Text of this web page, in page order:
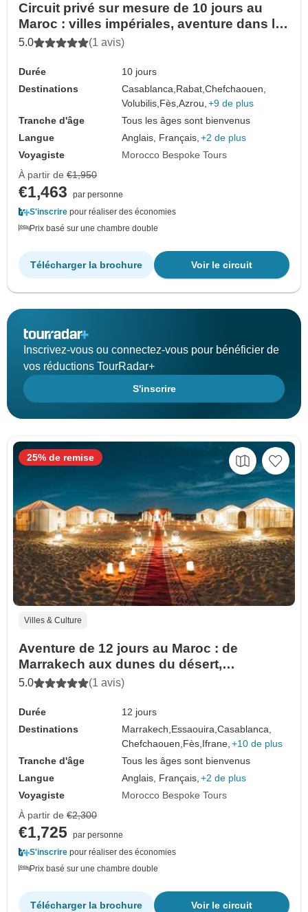
Circuit privé sur mesure de 10 jours au
Maroc : villes impériales, aventure dans le
Sahara et paysages de montagne
5.0 (1 avis)
Durée
10 jours
Destinations
Casablanca, Rabat,Chefchaouen,
Volubilis, Fès,Azrou, +9 de plus
Tranche d'âge
Tous les âges sont bienvenus
Langue
Anglais, Français, +2 de plus
Voyagiste
Morocco Bespoke Tours
À partir de €1,950
€1,463
par personne
S'inscrire pour réaliser des économies
Prix basé sur une chambre double
Voir le circuit
Télécharger la brochure
Inscrivez-vous ou connectez-vous pour bénéficier de
vos réductions TourRadar+
S'inscrire
Villes & Culture
Aventure de 12 jours au Maroc : de
Marrakech aux dunes du désert,
Chefchaouen et Fès
5.0 (1 avis)
Durée
12 jours
Destinations
Marrakech,Essaouira,Casablanca,
Chefchaouen,Fès,Ifrane, +10 de plus
Tranche d'âge
Tous les âges sont bienvenus
Langue
Anglais, Français, +2 de plus
Voyagiste
Morocco Bespoke Tours
25% de remise
À partir de €2,300
€1,725 par personne
S'inscrire pour réaliser des économies
Prix basé sur une chambre double
Voir le circuit
Télécharger la brochure